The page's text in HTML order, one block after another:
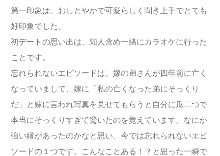
第一印象は、おしとやかで可愛らしく聞き上手でとても
好印象でした。
初デートの思い出は、知人含め一緒にカラオケに行った
ことです。
忘れられないエピソードは、嫁の弟さんが四年前に亡く
なっていまして、嫁に「私の亡くなった弟にそっくり
だ」と嫁に言われ写真を見せてもらうと自分に瓜二つで
本当にそっくりすぎて驚いたのを覚えています。なにか
強い縁があったのかなと思い、今では忘れられないエピ
ソードの１つです。こんなことある！？と思った一瞬で